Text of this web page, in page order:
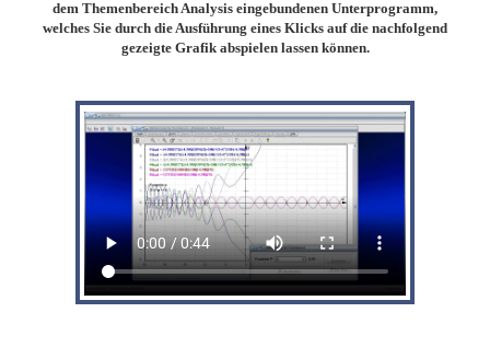
dem Themenbereich Analysis eingebundenen Unterprogramm,
welches Sie durch die Ausführung eines Klicks auf die nachfolgend
gezeigte Grafik abspielen lassen können.